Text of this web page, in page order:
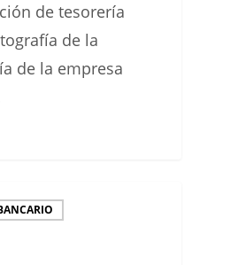
de tesorería
de la
de la empresa